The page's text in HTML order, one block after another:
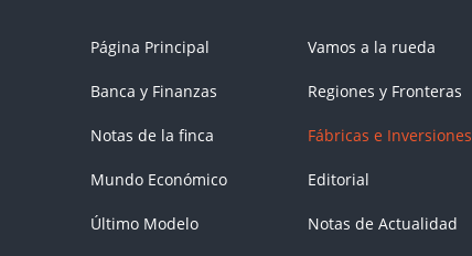
Página Principal
Banca y Finanzas
Notas de la finca
Mundo Económico
Último Modelo
Vamos a la rueda
Regiones y Fronteras
Fábricas e Inversiones
Editorial
Notas de Actualidad